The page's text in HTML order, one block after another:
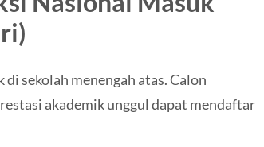
sekolah menengah atas. Calon
akademik unggul dapat mendaftar